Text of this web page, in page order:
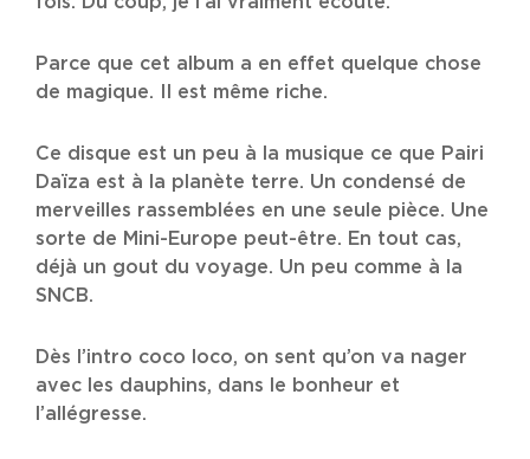
Parce que cet album a en effet quelque chose
de magique. Il est même riche.
Ce disque est un peu à la musique ce que Pairi
Daïza est à la planète terre. Un condensé de
merveilles rassemblées en une seule pièce. Une
sorte de Mini-Europe peut-être. En tout cas,
déjà un gout du voyage. Un peu comme à la
SNCB.
Dès l’intro coco loco, on sent qu’on va nager
avec les dauphins, dans le bonheur et
l’allégresse.